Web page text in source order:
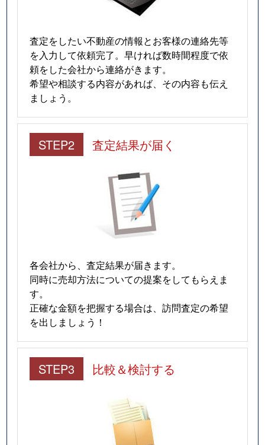
査定をしたい不動産の情報とお客様の連絡先等
を入力して依頼完了。早ければ数時間程度で依
頼をした会社から連絡がきます。
希望や相談する内容があれば、その内容も伝え
ましょう。
STEP2 査定結果が届く
各会社から、査定結果が届きます。
同時に売却方法についての提案をしてもらえま
す。
正確な金額を把握する場合は、訪問査定の希望
を出しましょう！
STEP3 比較＆検討する